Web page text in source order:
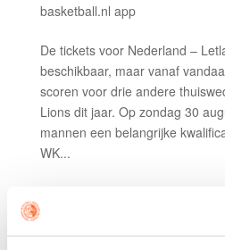
basketball.nl app
De tickets voor Nederland –
beschikbaar, maar vanaf
scoren voor drie andere
Lions dit jaar. Op zondag 30
mannen een belangrijke
WK...